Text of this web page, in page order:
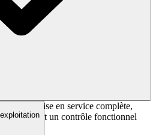
la mise en service complète,
et un contrôle fonctionnel